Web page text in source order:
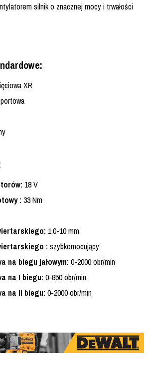
silnik o znacznej mocy i trwałości
XR
18 V
: 33 Nm
1,0-10 mm
: szybkomocujący
na biegu jałowym: 0-2000 obr/min
na I biegu: 0-650 obr/min
na II biegu: 0-2000 obr/min